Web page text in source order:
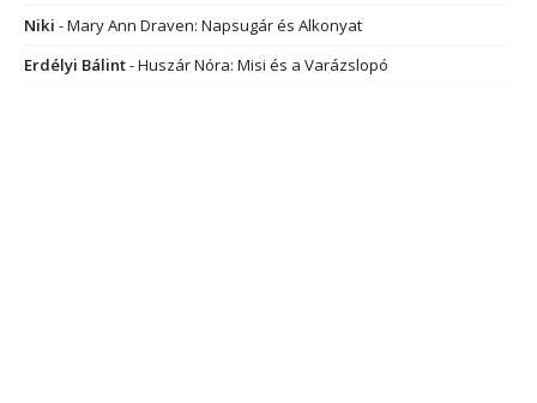
Niki -Mary Ann Draven: Napsugár és Alkonyat
Erdélyi Bálint-Huszár Nóra: Misi és a Varázslopó